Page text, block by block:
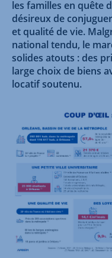
les familles en quête
désireux de
et qualité de vie.
national tendu, le
solides atouts : des
large choix de biens
locatif soutenu.